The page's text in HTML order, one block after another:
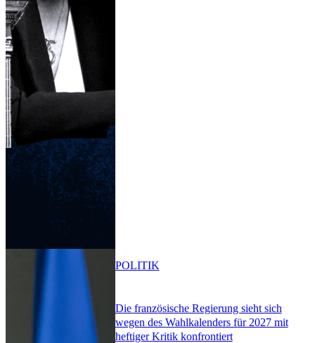
Die französische Regierung sieht sich
wegen des Wahlkalenders für 2027 mit
heftiger Kritik konfrontiert
POLITIK